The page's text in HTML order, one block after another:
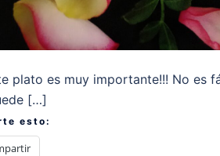
plato es muy importante!!! No es
[…]
esto: